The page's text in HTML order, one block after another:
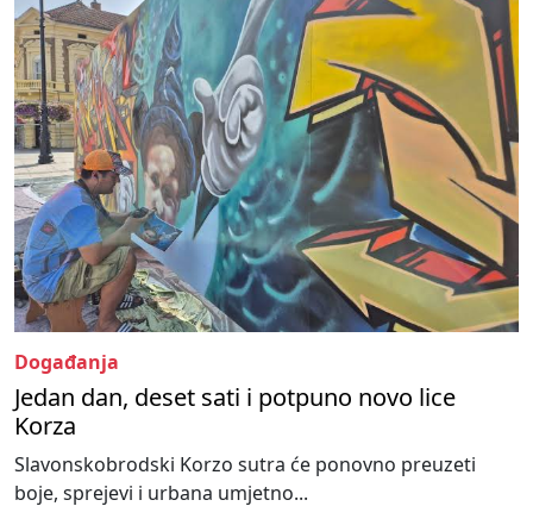
Događanja
Jedan dan, deset sati i potpuno novo lice
Korza
Slavonskobrodski Korzo sutra će ponovno preuzeti
boje, sprejevi i urbana umjetno...